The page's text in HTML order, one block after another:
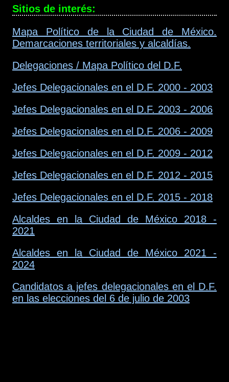
Sitios de interés:
Mapa Político de la Ciudad de México.
Demarcaciones territoriales y alcaldías.
Delegaciones / Mapa Político del D.F.
Jefes Delegacionales en el D.F. 2000 - 2003
Jefes Delegacionales en el D.F. 2003 - 2006
Jefes Delegacionales en el D.F. 2006 - 2009
Jefes Delegacionales en el D.F. 2009 - 2012
Jefes Delegacionales en el D.F. 2012 - 2015
Jefes Delegacionales en el D.F. 2015 - 2018
Alcaldes en la Ciudad de México 2018 -
2021
Alcaldes en la Ciudad de México 2021 -
2024
Candidatos a jefes delegacionales en el D.F.
en las elecciones del 6 de julio de 2003